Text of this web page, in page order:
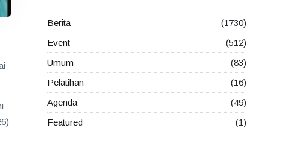
Berita
(1730)
Event
(512)
Umum
(83)
Pelatihan
(16)
Agenda
(49)
Featured
(1)